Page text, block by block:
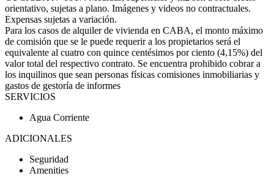
orientativo, sujetas a plano. Imágenes y videos no contractuales.
Expensas sujetas a variación.
Para los casos de alquiler de vivienda en CABA, el monto máximo
de comisión que se le puede requerir a los propietarios será el
equivalente al cuatro con quince centésimos por ciento (4,15%) del
valor total del respectivo contrato. Se encuentra prohibido cobrar a
los inquilinos que sean personas físicas comisiones inmobiliarias y
gastos de gestoría de informes
SERVICIOS
Agua Corriente
ADICIONALES
Seguridad
Amenities